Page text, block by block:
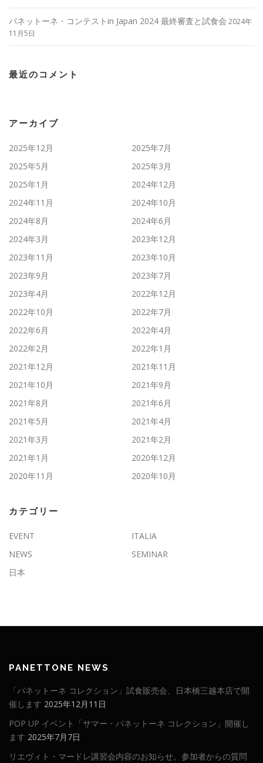
パネットーネ・コンテストin Japan 2024 最終審査と試食会 2024年
11月5日
最近のコメント
アーカイブ
2025年12月
2025年7月
2025年5月
2025年3月
2025年1月
2024年12月
2024年11月
2024年10月
2024年8月
2024年6月
2024年3月
2023年12月
2023年11月
2023年10月
2023年9月
2023年7月
2023年4月
2022年12月
2022年10月
2022年7月
2022年6月
2022年4月
2022年2月
2022年1月
2021年12月
2021年11月
2021年10月
2021年9月
2021年8月
2021年6月
2021年5月
2021年4月
2021年3月
2021年2月
2021年1月
2020年12月
2020年11月
2020年10月
カテゴリー
EVENT
ITALIA
NEWS
SEMINAR
日本
PANETTONE NEWS
「パネットーネ コレクション」試食販売会、日本橋三越本店で開
催します 2025年12月11日
POP UP イベント「サマー・パネットーネ コレクション」開催し
ます 2025年7月7日
リエヴィト・マードレ講習会内容のお知らせ。参加者からの質問